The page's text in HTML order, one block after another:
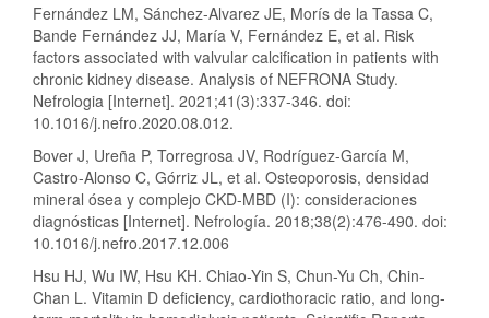
Fernández LM, Sánchez-Alvarez JE, Morís de la Tassa C,
Bande Fernández JJ, María V, Fernández E, et al. Risk
factors associated with valvular calcification in patients with
chronic kidney disease. Analysis of NEFRONA Study.
Nefrologia [Internet]. 2021;41(3):337-346. doi:
10.1016/j.nefro.2020.08.012.
Bover J, Ureña P, Torregrosa JV, Rodríguez-García M,
Castro-Alonso C, Górriz JL, et al. Osteoporosis, densidad
mineral ósea y complejo CKD-MBD (I): consideraciones
diagnósticas [Internet]. Nefrología. 2018;38(2):476-490. doi:
10.1016/j.nefro.2017.12.006
Hsu HJ, Wu IW, Hsu KH. Chiao-Yin S, Chun-Yu Ch, Chin-
Chan L. Vitamin D deficiency, cardiothoracic ratio, and long-